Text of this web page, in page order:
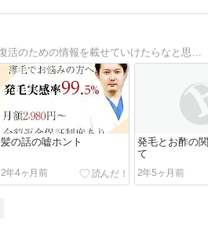
育毛ではなく、発毛。復活のための情報を載せていけたらなと思います。
髪の話の嘘ホント
2年4ヶ月前
発毛とお酢の
て
2年5ヶ月前